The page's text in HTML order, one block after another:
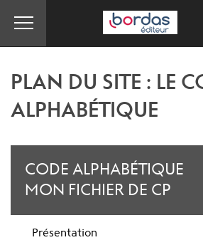
PLAN DU SITE : LE
ALPHABÉTIQUE
CODE ALPHABÉTIQUE
MON FICHIER DE CP
Présentation